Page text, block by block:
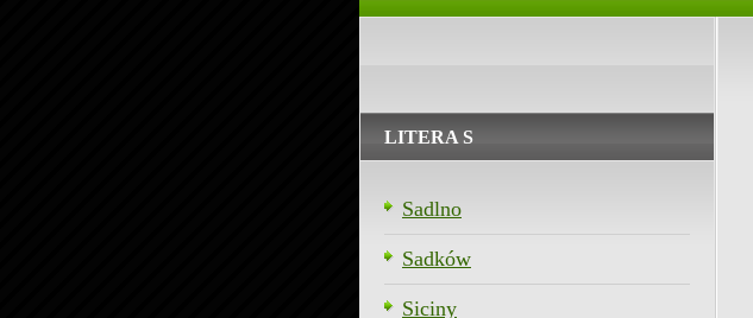
LITERA S
Sadlno
Sadków
Siciny